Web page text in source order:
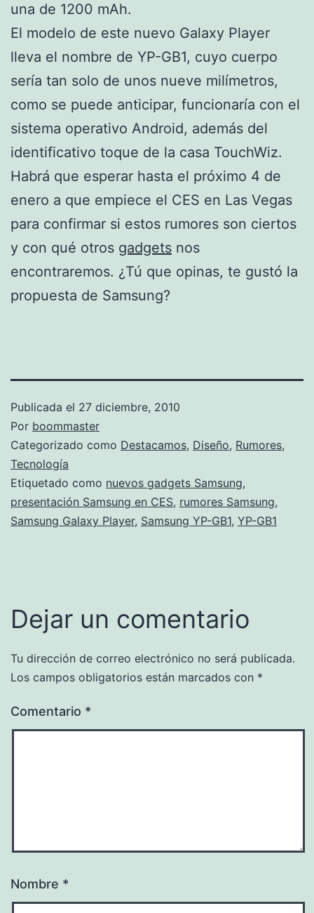
una de 1200 mAh.
El modelo de este nuevo Galaxy Player
lleva el nombre de YP-GB1, cuyo cuerpo
sería tan solo de unos nueve milímetros,
como se puede anticipar, funcionaría con el
sistema operativo Android, además del
identificativo toque de la casa TouchWiz.
Habrá que esperar hasta el próximo 4 de
enero a que empiece el CES en Las Vegas
para confirmar si estos rumores son ciertos
y con qué otros gadgets nos
encontraremos. ¿Tú que opinas, te gustó la
propuesta de Samsung?
Publicada el 27 diciembre, 2010
Por boommaster
Categorizado como Destacamos, Diseño, Rumores,
Tecnología
Etiquetado como nuevos gadgets Samsung,
presentación Samsung en CES, rumores Samsung,
Samsung Galaxy Player, Samsung YP-GB1, YP-GB1
Dejar un comentario
Tu dirección de correo electrónico no será publicada.
Los campos obligatorios están marcados con *
Comentario *
Nombre *